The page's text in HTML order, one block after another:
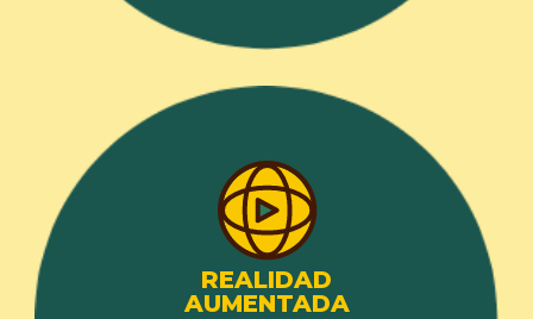
REALIDAD
AUMENTADA